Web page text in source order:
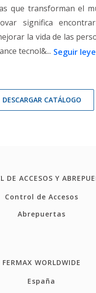
que transforman el
significa
la vida de las
tecnol&... Seguir
DESCARGAR CATÁLOGO
DE ACCESOS Y
Control de Accesos
Abrepuertas
FERMAX WORLDWIDE
España